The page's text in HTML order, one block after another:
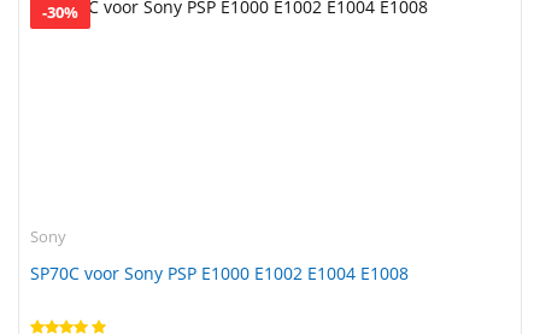
-30%
Sony
SP70C voor Sony PSP E1000 E1002 E1004 E1008